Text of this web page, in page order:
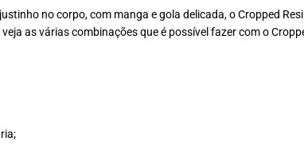
no corpo, com manga e gola delicada, o Cropped
as várias combinações que é possível fazer com o